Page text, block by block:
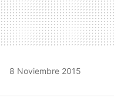
8 Noviembre 2015